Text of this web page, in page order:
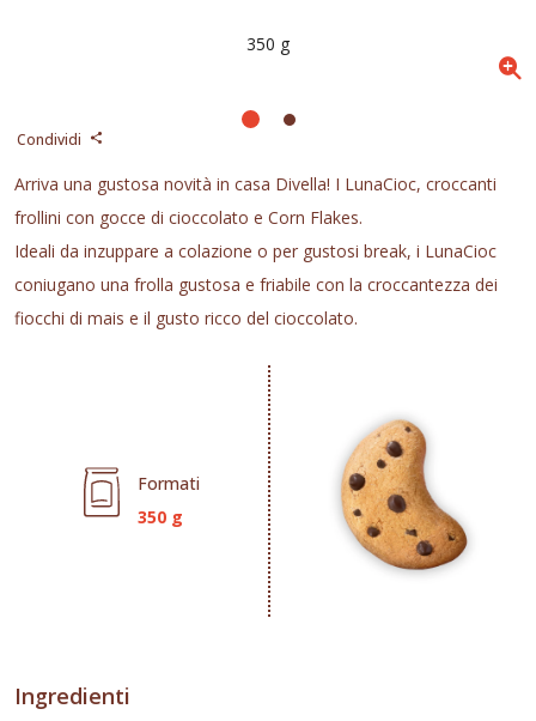
Condividi
Arriva una gustosa novità in casa Divella! I LunaCioc, croccanti
frollini con gocce di cioccolato e Corn Flakes.
Ideali da inzuppare a colazione o per gustosi break, i LunaCioc
coniugano una frolla gustosa e friabile con la croccantezza dei
fiocchi di mais e il gusto ricco del cioccolato.
Formati
350 g
Ingredienti
350 g